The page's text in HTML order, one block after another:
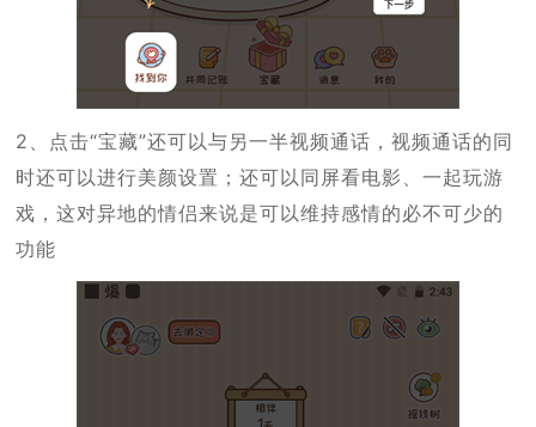
2、点击“宝藏”还可以与另一半视频通话，视频通话的同
时还可以进行美颜设置；还可以同屏看电影、一起玩游
戏，这对异地的情侣来说是可以维持感情的必不可少的
功能